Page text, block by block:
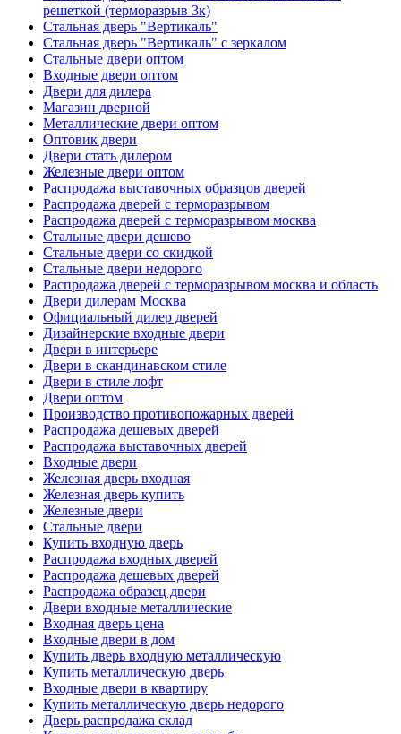
решеткой (терморазрыв 3к)
Стальная дверь "Вертикаль"
Стальная дверь "Вертикаль" с зеркалом
Стальные двери оптом
Входные двери оптом
Двери для дилера
Магазин дверной
Металлические двери оптом
Оптовик двери
Двери стать дилером
Железные двери оптом
Распродажа выставочных образцов дверей
Распродажа дверей с терморазрывом
Распродажа дверей с терморазрывом москва
Стальные двери дешево
Стальные двери со скидкой
Стальные двери недорого
Распродажа дверей с терморазрывом москва и область
Двери дилерам Москва
Официальный дилер дверей
Дизайнерские входные двери
Двери в интерьере
Двери в скандинавском стиле
Двери в стиле лофт
Двери оптом
Производство противопожарных дверей
Распродажа дешевых дверей
Распродажа выставочных дверей
Входные двери
Железная дверь входная
Железная дверь купить
Железные двери
Стальные двери
Купить входную дверь
Распродажа входных дверей
Распродажа дешевых дверей
Распродажа образец двери
Двери входные металлические
Входная дверь цена
Входные двери в дом
Купить дверь входную металлическую
Купить металлическую дверь
Входные двери в квартиру
Купить металлическую дверь недорого
Дверь распродажа склад